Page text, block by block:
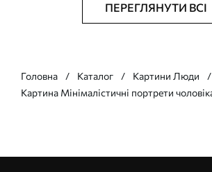
ПЕРЕГЛЯНУТИ ВСІ
Головна Каталог
Картини Люди
Картина Мінімалістичні портрети